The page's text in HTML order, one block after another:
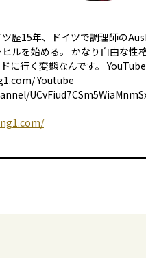
歴15年、ドイツで調理師の
ルを始める。 かなり自由な性
に行く変態なんです。
Youtube